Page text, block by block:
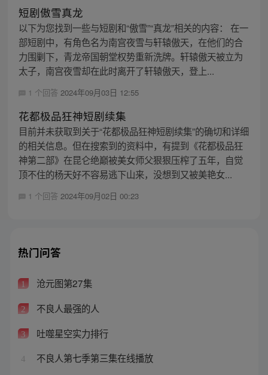
短剧傲雪真龙
以下为您找到一些与短剧和“傲雪”“真龙”相关的内容： 在一
部短剧中，有角色名为南宫夜雪与轩辕傲天，在他们的合
力围剿下，青龙帝国朝堂权势重新洗牌。轩辕傲天被立为
太子，南宫夜雪却在此时离开了轩辕傲天，登上...
1 个回答 2024年09月03日 12:55
花都极品狂神短剧续集
目前并未获取到关于“花都极品狂神短剧续集”的确切和详细
的相关信息。但在搜索到的资料中，有提到《花都极品狂
神第二部》在昆仑绝巅被美女师父狠狠压榨了五年，自觉
顶不住的杨天好不容易逃下山来，没想到又被美艳女...
1 个回答 2024年09月02日 00:23
热门问答
1 沧元图第27集
2 不良人最强的人
3 吐噬星空实力排行
4 不良人第七季第三集在线播放